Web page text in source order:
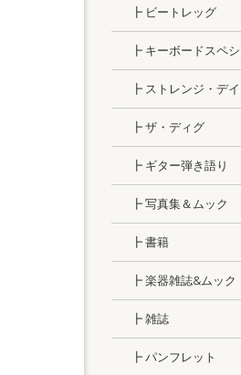
┣ ビートレッグ
┣ キーボードスペ
┣ ストレンジ・デ
┣ ザ・ディグ
┣ ギター弾き語り
┣ 写真集＆ムック
┣ 書籍
┣ 楽器雑誌&ムック
┣ 雑誌
┣ パンフレット